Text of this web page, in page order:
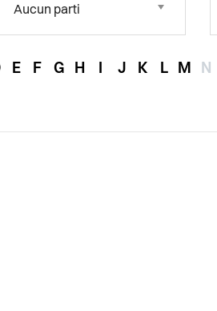
Aucun parti
E F G H I J K L M N